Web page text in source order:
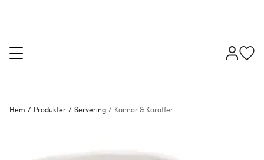
Hem / Produkter / Servering / Kannor & Karaffer